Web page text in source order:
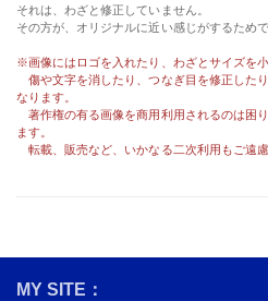
それは、わざと修正していません。
その方が、オリジナルに近い感じがするためで
※画像にはロゴを入れたり、わざとサイズを
傷や文字を消したり、つなぎ目を修正した
なります。
著作権の有る画像を商用利用されるのは困
ます。
転載、販売など、いかなる二次利用もご遠慮
MY SITE：